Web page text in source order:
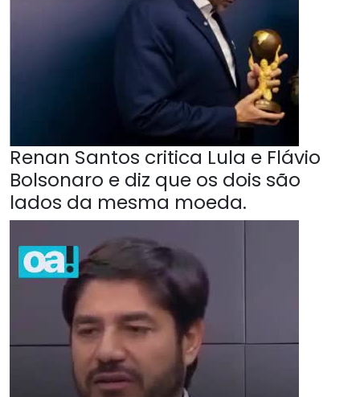
Renan Santos critica Lula e Flávio
Bolsonaro e diz que os dois são
lados da mesma moeda.